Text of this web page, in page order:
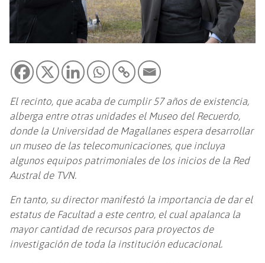
El recinto, que acaba de cumplir 57 años de existencia,
alberga entre otras unidades el Museo del Recuerdo,
donde la Universidad de Magallanes espera desarrollar
un museo de las telecomunicaciones, que incluya
algunos equipos patrimoniales de los inicios de la Red
Austral de TVN.
En tanto, su director manifestó la importancia de dar el
estatus de Facultad a este centro, el cual apalanca la
mayor cantidad de recursos para proyectos de
investigación de toda la institución educacional.